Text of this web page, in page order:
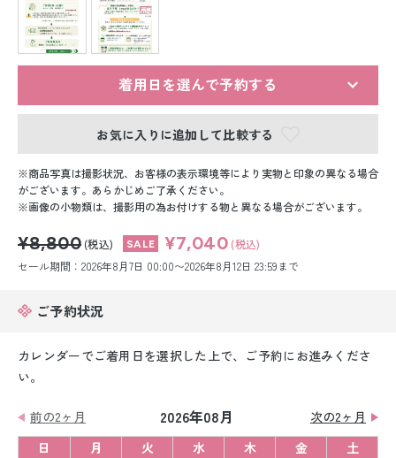
留袖レンタル
スーツレンタル
色打掛&紋付袴レンタル
白無垢&紋付袴レンタル
小物販売品
着用日を選んで予約する
お気に入りに追加して比較する
商品写真は撮影状況、お客様の表示環境等により実物と印象の異なる場合
がございます。あらかじめご了承ください。
画像の小物類は、撮影用の為お付けする物と異なる場合がございます。
¥8,800 (税込) ¥7,040 (税込)
セール期間：2026年8月7日 00:00〜2026年8月12日 23:59まで
ご予約状況
カレンダーでご着用日を選択した上で、ご予約にお進みくださ
い。
前の2ヶ月 2026年08月
次の2ヶ月
日
月 火 水 木 金 土